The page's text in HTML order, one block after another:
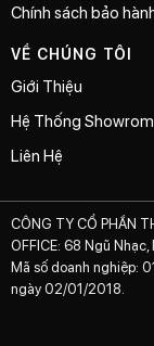
Chính sách bảo
VỀ CHÚNG TÔI
Giới Thiệu
Hệ Thống Showrom
Liên Hệ
CÔNG TY CỔ PHẦN
OFFICE: 68 Ngũ Nhạc,
Mã số doanh nghiệp:
ngày 02/01/2018.